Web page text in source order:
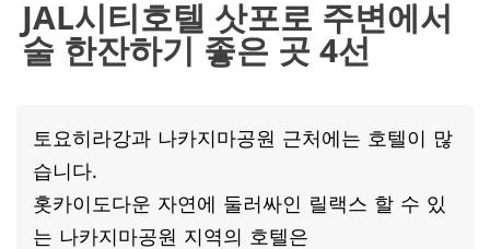
JAL시티호텔 삿포로 주변에서
술 한잔하기 좋은 곳 4선
토요히라강과 나카지마공원 근처에는 호텔이 많
습니다.
홋카이도다운 자연에 둘러싸인 릴랙스 할 수 있
는 나카지마공원 지역의 호텔은